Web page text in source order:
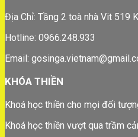
Địa Chỉ: Tầng 2 toà nhà Vit 519
Hotline: 0966.248.933
Email:
KHÓA THIỀN
Khoá học thiền cho mọi đối
Khoá học thiền vượt qua trầm